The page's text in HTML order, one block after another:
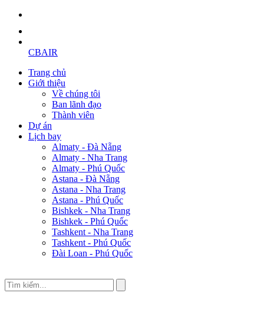
CBAIR
Trang chủ
Giới thiệu
Về chúng tôi
Ban lãnh đạo
Thành viên
Dự án
Lịch bay
Almaty - Đà Nẵng
Almaty - Nha Trang
Almaty - Phú Quốc
Astana - Đà Nẵng
Astana - Nha Trang
Astana - Phú Quốc
Bishkek - Nha Trang
Bishkek - Phú Quốc
Tashkent - Nha Trang
Tashkent - Phú Quốc
Đài Loan - Phú Quốc